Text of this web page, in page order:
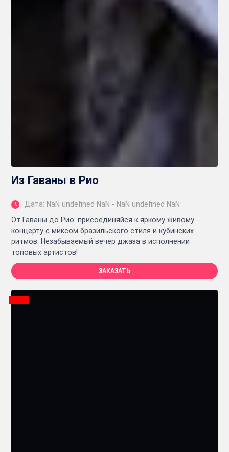
Из Гаваны в Рио
Дата: NaN undefined NaN - NaN undefined NaN
От Гаваны до Рио: присоединяйся к яркому живому
концерту с миксом бразильского стиля и кубинских
ритмов. Незабываемый вечер джаза в исполнении
топовых артистов!
ЗАКАЗАТЬ